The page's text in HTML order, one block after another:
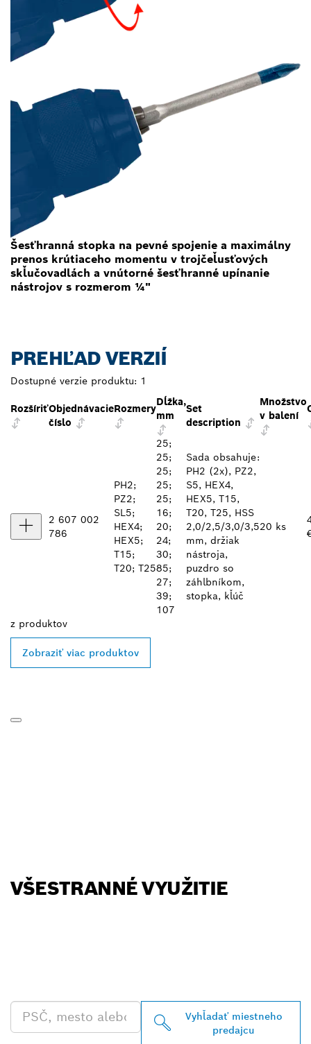
Šesťhranná stopka na pevné spojenie a maximálny
prenos krútiaceho momentu v trojčeľusťových
skľučovadlách a vnútorné šesťhranné upínanie
nástrojov s rozmerom ¼"
PREHĽAD VERZIÍ
Dostupné verzie produktu: 1
RozšíriťObjednávacie
číslo
Rozmery
Dĺžka,
mm
Set
description
Množstvo
v balení
2 607 002
786
PH2;
PZ2;
SL5;
HEX4;
HEX5;
T15;
T20; T25
25;
25;
25;
25;
25;
16;
20;
24;
30;
85;
27;
39;
107
Sada obsahuje:
PH2 (2x), PZ2,
S5, HEX4,
HEX5, T15,
T20, T25, HSS
2,0/2,5/3,0/3,5
mm, držiak
nástroja,
puzdro so
záhlbníkom,
stopka, kľúč
20 ks
z produktov
Zobraziť viac produktov
VŠESTRANNÉ VYUŽITIE
Vyhľadať miestneho
predajcu